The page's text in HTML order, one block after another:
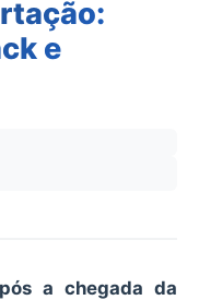
e
a chegada da